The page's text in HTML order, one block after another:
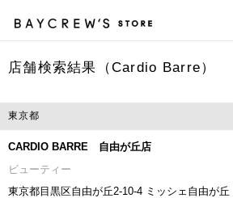
店舗検索結果（Cardio Barre）
東京都
CARDIO BARRE 自由が丘店
ビューティー
東京都目黒区自由が丘2-10-4 ミッシェ自由が丘